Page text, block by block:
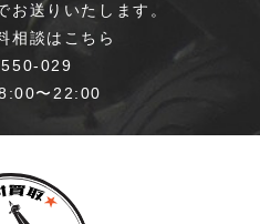
お送りいたします。
相談はこちら
029
〜22:00